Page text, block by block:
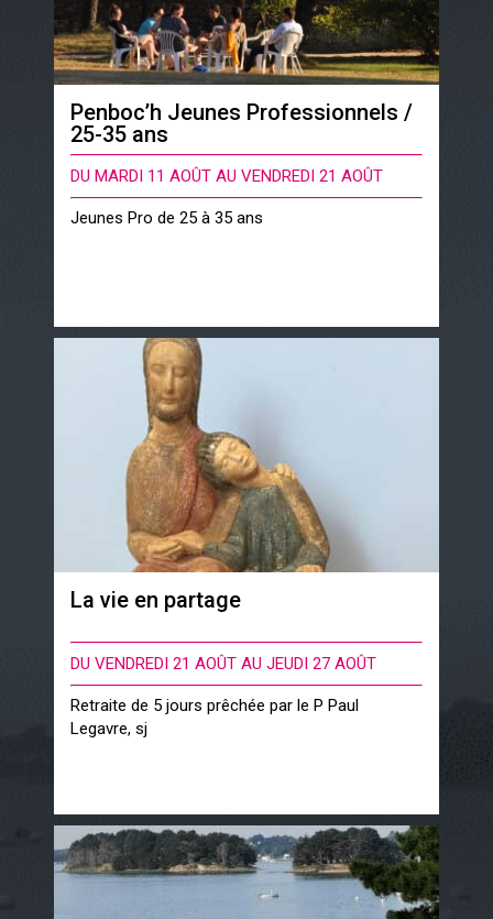
Penboc’h Jeunes Professionnels /
25-35 ans
DU MARDI 11 AOÛT AU VENDREDI 21 AOÛT
Jeunes Pro de 25 à 35 ans
La vie en partage
DU VENDREDI 21 AOÛT AU JEUDI 27 AOÛT
Retraite de 5 jours prêchée par le P Paul
Legavre, sj